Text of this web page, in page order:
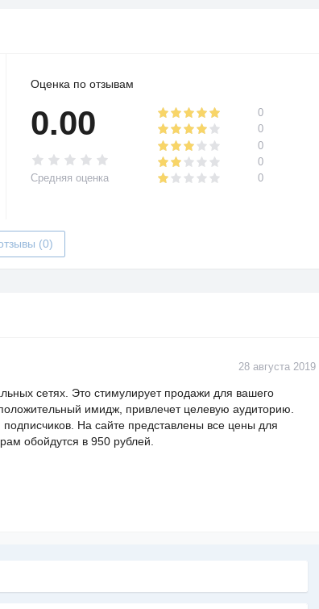
Оценка по отзывам
0.00
Средняя оценка
0
0
0
0
0
(0)
28 августа 2019
сетях. Это стимулирует продажи для вашего
имидж, привлечет целевую аудиторию.
На сайте представлены все цены для
обойдутся в 950 рублей.